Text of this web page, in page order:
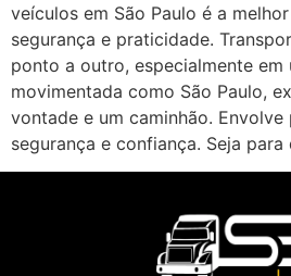
veículos em São Paulo é a
segurança e praticidade.
ponto a outro, especialmente em
movimentada como São Paulo,
vontade e um caminhão. Envolve
segurança e confiança. Seja